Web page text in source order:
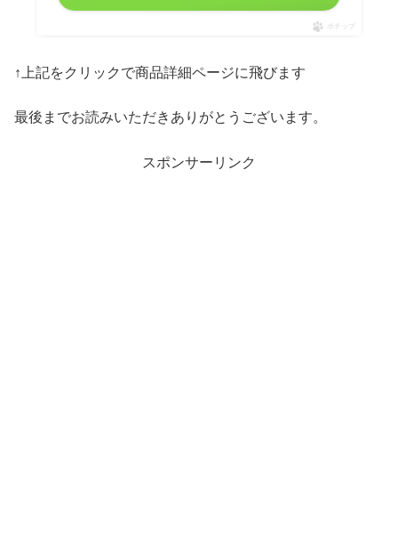
ポチップ
↑上記をクリックで商品詳細ページに飛びます
最後までお読みいただきありがとうございます。
スポンサーリンク